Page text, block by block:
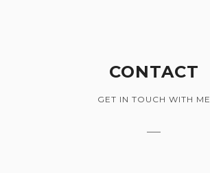
CONTACT
GET IN TOUCH WITH ME